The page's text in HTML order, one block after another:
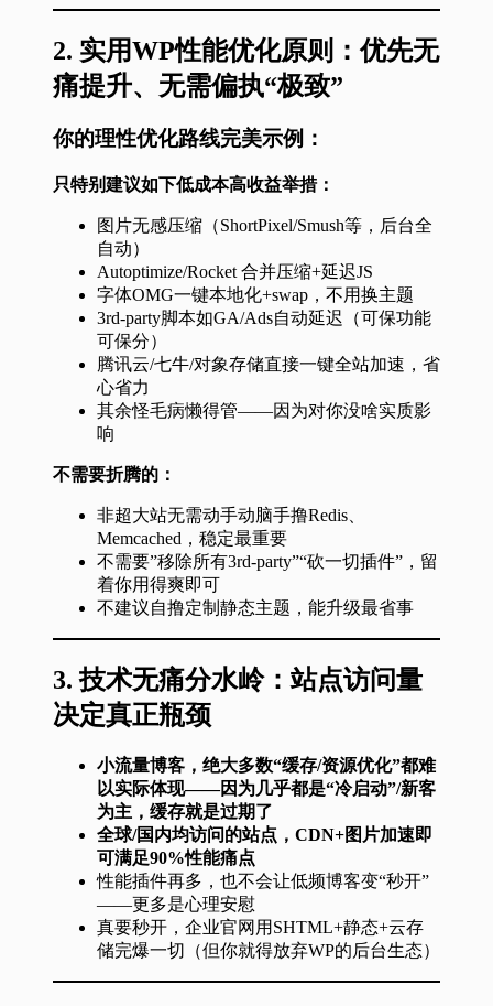
2. 实用WP性能优化原则：优先无
痛提升、无需偏执“极致”
你的理性优化路线完美示例：
只特别建议如下低成本高收益举措：
图片无感压缩（ShortPixel/Smush等，后台全
自动）
Autoptimize/Rocket 合并压缩+延迟JS
字体OMG一键本地化+swap，不用换主题
3rd-party脚本如GA/Ads自动延迟（可保功能
可保分）
腾讯云/七牛/对象存储直接一键全站加速，省
心省力
其余怪毛病懒得管——因为对你没啥实质影
响
不需要折腾的：
非超大站无需动手动脑手撸Redis、
Memcached，稳定最重要
不需要”移除所有3rd-party”“砍一切插件”，留
着你用得爽即可
不建议自撸定制静态主题，能升级最省事
3.技术无痛分水岭：站点访问量
决定真正瓶颈
小流量博客，绝大多数“缓存/资源优化”都难
以实际体现——因为几乎都是“冷启动”/新客
为主，缓存就是过期了
全球/国内均访问的站点，CDN+图片加速即
可满足90%性能痛点
性能插件再多，也不会让低频博客变“秒开”
——更多是心理安慰
真要秒开，企业官网用SHTML+静态+云存
储完爆一切（但你就得放弃WP的后台生态）